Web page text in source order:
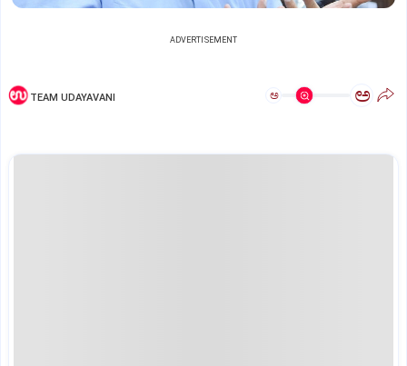
ADVERTISEMENT
TEAM UDAYAVANI ಅ ಅ